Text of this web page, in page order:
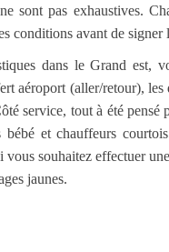
sont pas exhaustives.
conditions avant de
dans le Grand est,
aéroport (aller/retour),
service, tout à été
bébé et chauffeurs
souhaitez effectuer
jaunes.